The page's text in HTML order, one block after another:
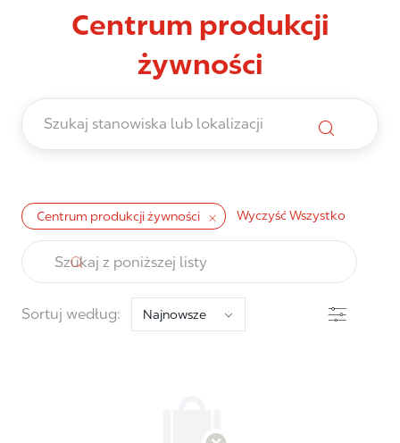
Centrum produkcji
żywności
Centrum produkcji żywności Wyczyść Wszystko
the results are updated
Szukaj z poniższej listy
Sortuj według: filtr